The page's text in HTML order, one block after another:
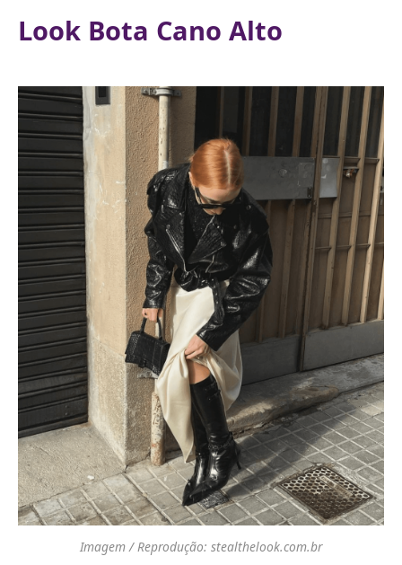
Look Bota Cano Alto
Imagem / Reprodução: stealthelook.com.br